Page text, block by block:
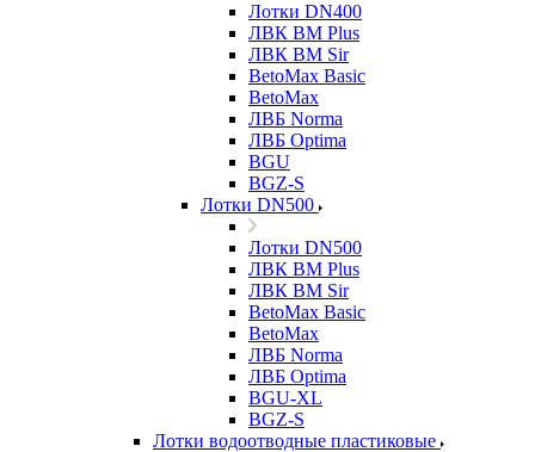
Лотки DN400
ЛВК ВМ Plus
ЛВК ВМ Sir
BetoMax Basic
BetoMax
ЛВБ Norma
ЛВБ Optima
BGU
BGZ-S
Лотки DN500
Лотки DN500
ЛВК ВМ Plus
ЛВК ВМ Sir
BetoMax Basic
BetoMax
ЛВБ Norma
ЛВБ Optima
BGU-XL
BGZ-S
Лотки водоотводные пластиковые